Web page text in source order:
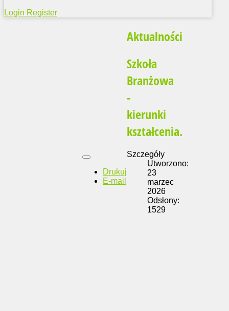
Login Register
Aktualności
Szkoła
Branżowa
-
kierunki
kształcenia.
Drukuj
E-mail
Szczegóły
Utworzono:
23
marzec
2026
Odsłony:
1529